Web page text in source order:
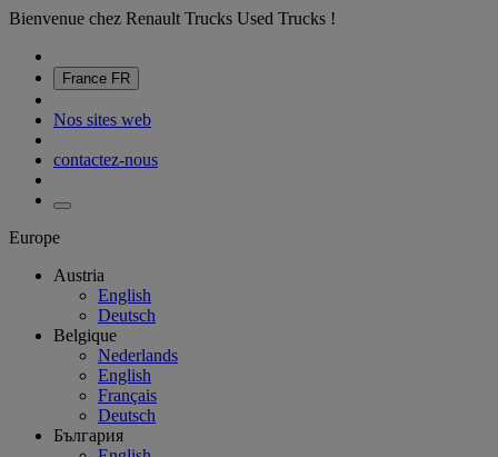
Bienvenue chez Renault Trucks Used Trucks !
France FR
Nos sites web
contactez-nous
Europe
Austria
English
Deutsch
Belgique
Nederlands
English
Français
Deutsch
България